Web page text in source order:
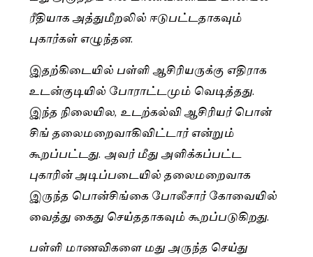
ரீதியாக அத்துமீறலில் ஈடுபட்டதாகவும்
புகார்கள் எழுந்தன.
இதற்கிடையில் பள்ளி ஆசிரியருக்கு எதிராக
உடன்குடியில் போராட்டமும் வெடித்தது.
இந்த நிலையில, உடற்கல்வி ஆசிரியர் பொன்
சிங் தலைமறைவாகிவிட்டார் என்றும்
கூறப்பட்டது. அவர் மீது அளிக்கப்பட்ட
புகாரின் அடிப்படையில் தலைமறைவாக
இருந்த பொன்சிங்கை போலீசார் கோவையில்
வைத்து கைது செய்ததாகவும் கூறப்படுகிறது.
பள்ளி மாணவிகளை மது அருந்த செய்து